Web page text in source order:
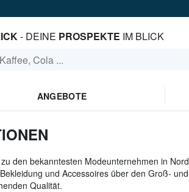
- DEINE PROSPEKTE IM BLICK
ANGEBOTE
den bekanntesten Modeunternehmen in
und Accessoires über den Groß-
Qualität.